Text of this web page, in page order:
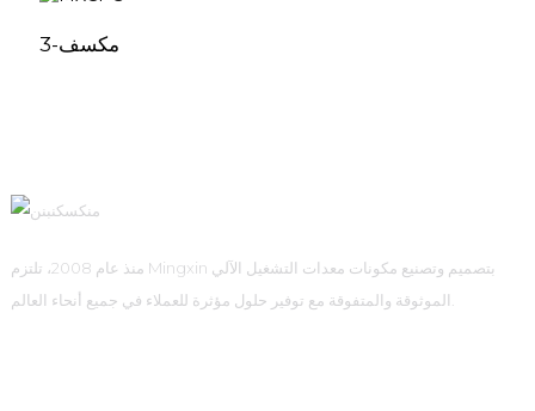
مكسف-3
منذ عام 2008، تلتزم Mingxin بتصميم وتصنيع مكونات معدات التشغيل الآلي